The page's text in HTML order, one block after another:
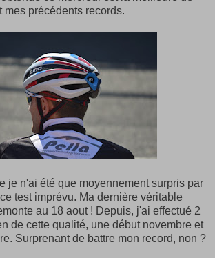
mes précédents records.
je n'ai été que moyennement surpris par
test imprévu. Ma dernière véritable
au 18 aout ! Depuis, j'ai effectué 2
de cette qualité, une début novembre et
Surprenant de battre mon record, non ?